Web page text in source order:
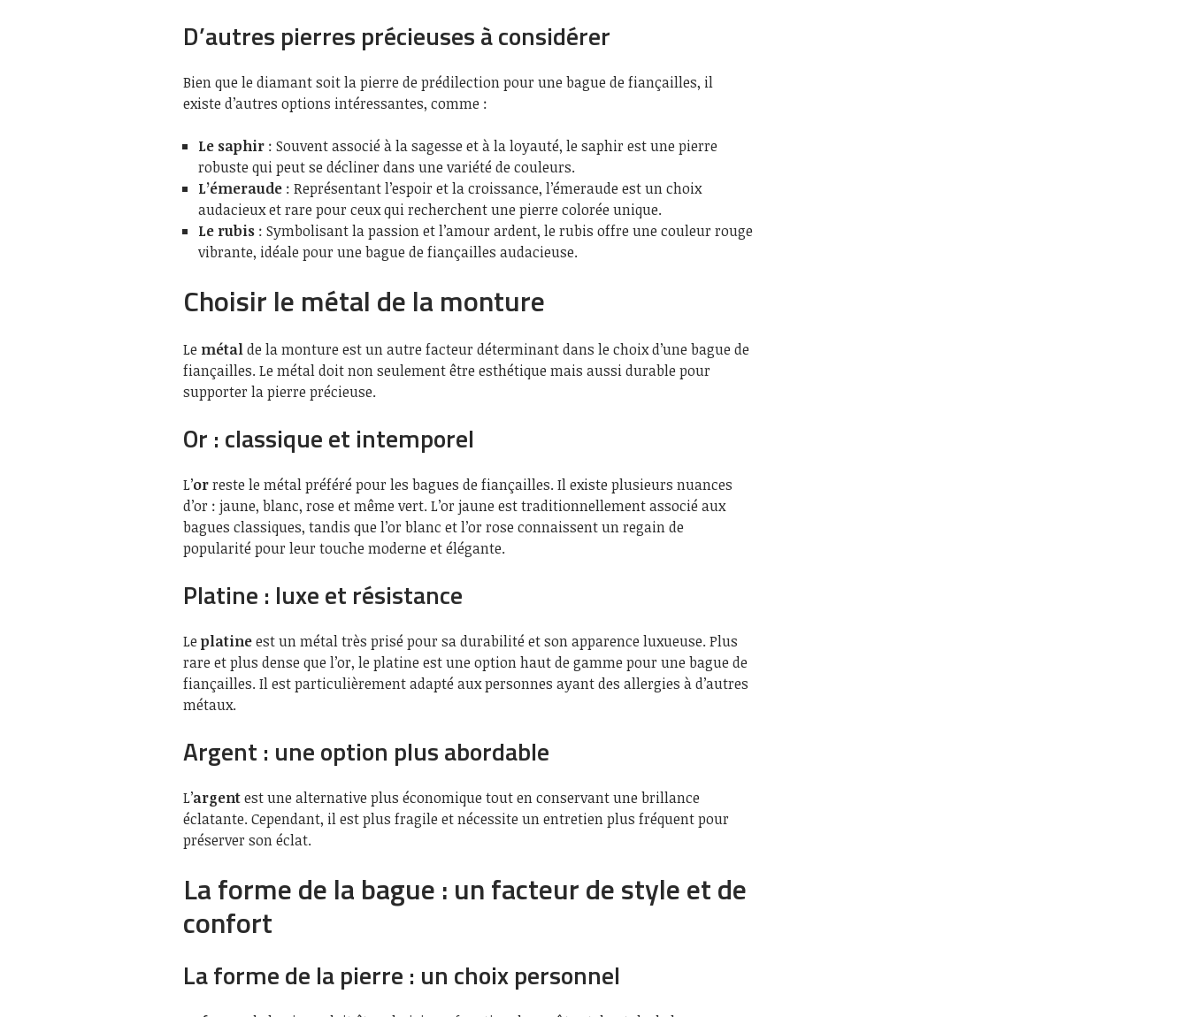
D’autres pierres précieuses à considérer
Bien que le diamant soit la pierre de prédilection pour une bague de fiançailles, il
existe d’autres options intéressantes, comme :
Le saphir : Souvent associé à la sagesse et à la loyauté, le saphir est une pierre
robuste qui peut se décliner dans une variété de couleurs.
L’émeraude : Représentant l’espoir et la croissance, l’émeraude est un choix
audacieux et rare pour ceux qui recherchent une pierre colorée unique.
Le rubis : Symbolisant la passion et l’amour ardent, le rubis offre une couleur rouge
vibrante, idéale pour une bague de fiançailles audacieuse.
Choisir le métal de la monture
Le métalde la monture est un autre facteur déterminant dans le choix d’une bague de
fiançailles. Le métal doit non seulement être esthétique mais aussi durable pour
supporter la pierre précieuse.
Or : classique et intemporel
L’orreste le métal préféré pour les bagues de fiançailles. Il existe plusieurs nuances
d’or : jaune, blanc, rose et même vert. L’or jaune est traditionnellement associé aux
bagues classiques, tandis que l’or blanc et l’or rose connaissent un regain de
popularité pour leur touche moderne et élégante.
Platine : luxe et résistance
Le platineest un métal très prisé pour sa durabilité et son apparence luxueuse. Plus
rare et plus dense que l’or, le platine est une option haut de gamme pour une bague de
fiançailles. Il est particulièrement adapté aux personnes ayant des allergies à d’autres
métaux.
Argent : une option plus abordable
L’argentest une alternative plus économique tout en conservant une brillance
éclatante. Cependant, il est plus fragile et nécessite un entretien plus fréquent pour
préserver son éclat.
La forme de la bague : un facteur de style et de
confort
La forme de la pierre : un choix personnel